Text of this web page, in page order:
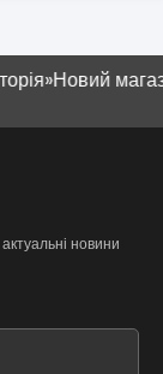
магазин
новини